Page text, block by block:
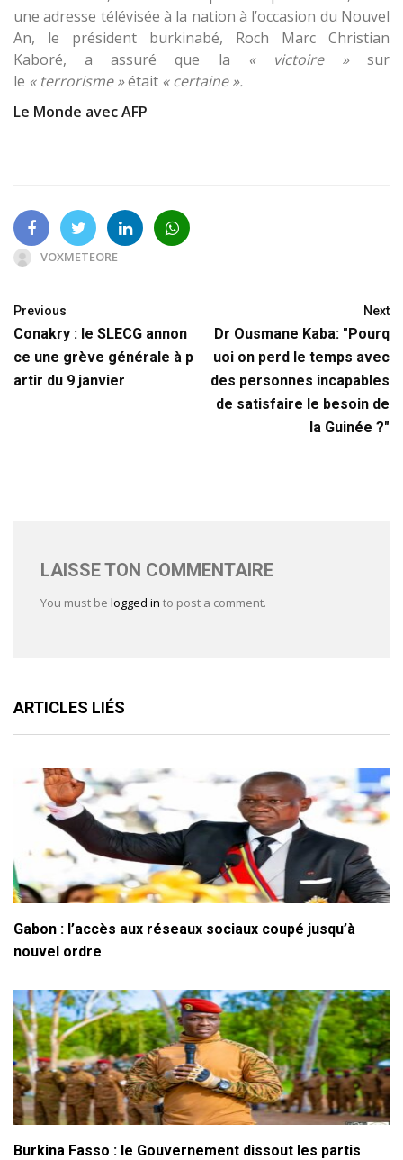
une adresse télévisée à la nation à l’occasion du Nouvel
An, le président burkinabé, Roch Marc Christian
Kaboré, a assuré que la
« victoire »sur
le « terrorisme »était « certaine ».
Le Monde avec AFP
VOXMETEORE
Previous
Conakry : le SLECG annon
ce une grève générale à p
artir du 9 janvier
Next
Dr Ousmane Kaba: "Pourq
uoi on perd le temps avec
des personnes incapables
de satisfaire le besoin de
la Guinée ?"
LAISSE TON COMMENTAIRE
You must be logged in to post a comment.
ARTICLES LIÉS
Gabon : l’accès aux réseaux sociaux coupé jusqu’à
nouvel ordre
Burkina Fasso : le Gouvernement dissout les partis